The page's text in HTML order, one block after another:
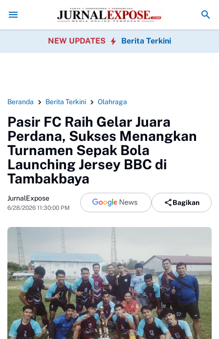
King Naga Pertanyakan Penanganan Perkara Uun oleh Polisi
NEW UPDATES Berita Terkini
Beranda Berita Terkini Olahraga
Pasir FC Raih Gelar Juara
Perdana, Sukses Menangkan
Turnamen Sepak Bola
Launching Jersey BBC di
Tambakbaya
JurnalExpose
6/28/2026 11:30:00 PM
Bagikan